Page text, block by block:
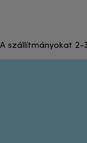
A szállítmányokat 2-